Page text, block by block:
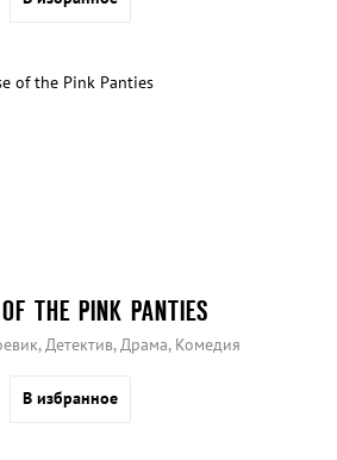
THE PINK PANTIES
Детектив, Драма, Комедия
В избранное